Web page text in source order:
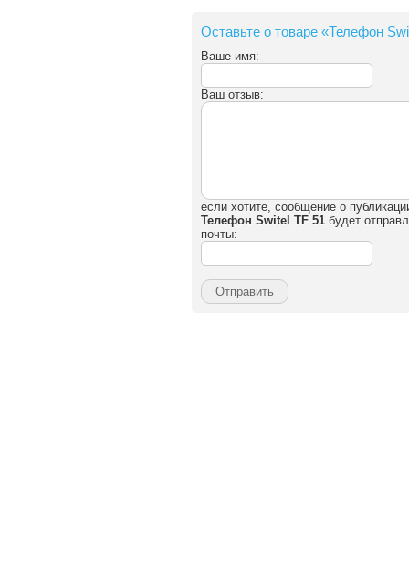
Оставьте о товаре «Телефон
Ваше имя:
Ваш отзыв:
если хотите, сообщение о
Телефон Switel TF 51 будет
почты: